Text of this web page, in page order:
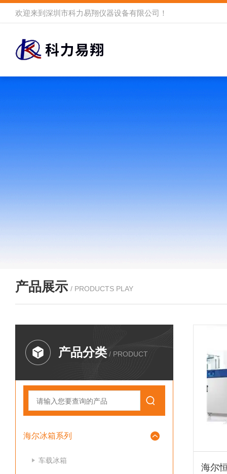
欢迎来到 深圳市科力易翔仪器设备有限公司 ！
产品展示 / PRODUCTS PLAY
产品分类 / PRODUCT
海尔冰箱系列
车载冰箱